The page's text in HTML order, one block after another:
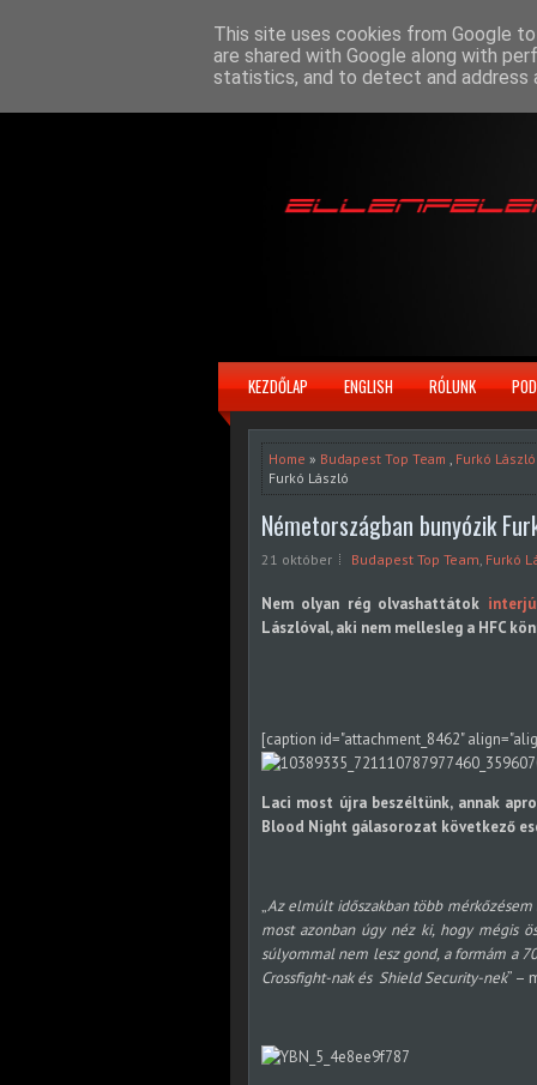
KEZDŐLAP ENGLISH RÓLUNK
Home » Budapest Top Team , Furkó László
Furkó László
Németországban bunyózik
21 október Budapest Top Team, Furkó
Nem olyan rég olvashattátok
Lászlóval, aki nem mellesleg a HFC
[caption id="attachment_8462"
Laci most újra beszéltünk, annak
Blood Night gálasorozat következő
„Az elmúlt időszakban több mérkőzésem
most azonban úgy néz ki, hogy mégis
súlyommal nem lesz gond, a formám a
Crossfight-nak és Shield Security-nek” –
This site uses cookies from Google
are shared with Google along with
statistics, and to detect and address